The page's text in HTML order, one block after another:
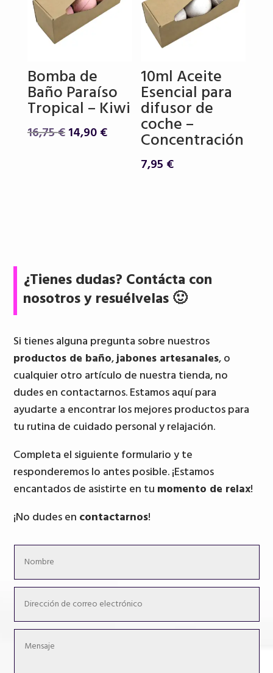
Bomba de
Baño Paraíso
Tropical – Kiwi
16,75€El
14,90€El
10ml Aceite
Esencial para
difusor de
coche –
Concentración
7,95 €
¿Tienes dudas? Contácta con
nosotros y resuélvelas 🙂
Si tienes alguna pregunta sobre nuestros
productos de baño,jabones artesanales, o
cualquier otro artículo de nuestra tienda, no
dudes en contactarnos. Estamos aquí para
ayudarte a encontrar los mejores productos para
tu rutina de cuidado personal y relajación.
Completa el siguiente formulario y te
responderemos lo antes posible. ¡Estamos
encantados de asistirte en tu momento de relax!
¡No dudes en contactarnos!